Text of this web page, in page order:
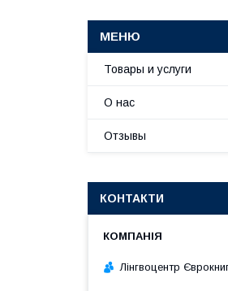
Товары и услуги
О нас
Отзывы
КОНТАКТИ
Лінгвоцентр